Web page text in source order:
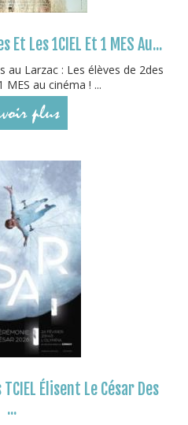
Et Les 1CIEL Et 1 MES Au...
au Larzac : Les élèves de 2des
MES au cinéma ! ...
plus
Élisent Le César Des
...